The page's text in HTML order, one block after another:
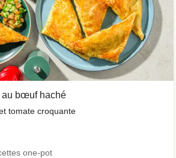
au bœuf haché
tomate croquante
one-pot